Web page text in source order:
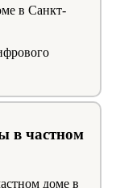
в частном
доме в